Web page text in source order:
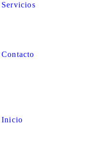
Servicios
Contacto
Inicio